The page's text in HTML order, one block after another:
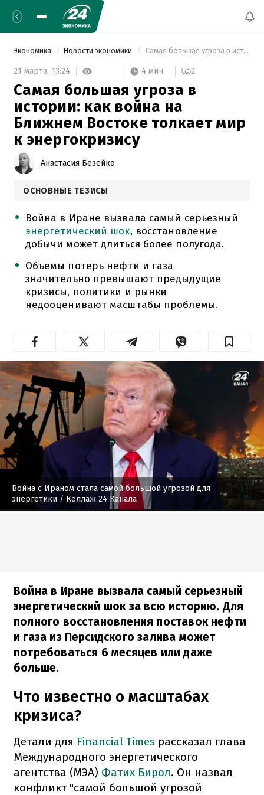
Экономика Новости экономики Самая большая угроза в истории: как война на Ближнем Востоке толкает мир к энергокризису
21 марта, 13:24 4 мин 2
Самая большая угроза в
истории: как война на
Ближнем Востоке толкает мир
к энергокризису
Анастасия Безейко
ОСНОВНЫЕ ТЕЗИСЫ
Война в Иране вызвала самый серьезный
энергетический шок, восстановление
добычи может длиться более полугода.
Объемы потерь нефти и газа
значительно превышают предыдущие
кризисы, политики и рынки
недооценивают масштабы проблемы.
Война с Ираном стала самой большой угрозой для
энергетики / Коллаж 24 Канала
Война в Иране вызвала самый серьезный
энергетический шок за всю историю. Для
полного восстановления поставок нефти
и газа из Персидского залива может
потребоваться 6 месяцев или даже
больше.
Что известно о масштабах
кризиса?
Детали для Financial Times рассказал глава
Международного энергетического
агентства (МЭА) Фатих Бирол. Он назвал
конфликт "самой большой угрозой